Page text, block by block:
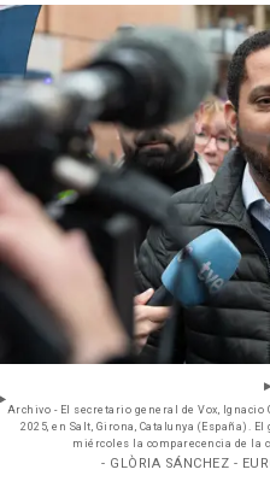
Archivo - El secretario general de Vox,
2025, en Salt, Girona, Catalunya (España).
miércoles la comparecencia de la
- GLÒRIA SÁNCHEZ -